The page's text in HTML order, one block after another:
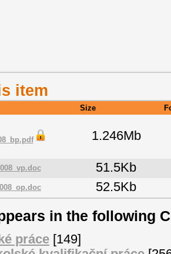
item
Size
1.246Mb
51.5Kb
52.5Kb
in the following
práce [149]